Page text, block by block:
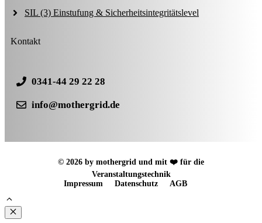
SIL (3) Einstufung & Sicherheitsintegritätslevel
Kontakt
0341-44 29 22 28
info@mothergrid.de
© 2026 by mothergrid und mit ❤️ für die
Veranstaltungstechnik
Impressum
Datenschutz AGB
Schließen